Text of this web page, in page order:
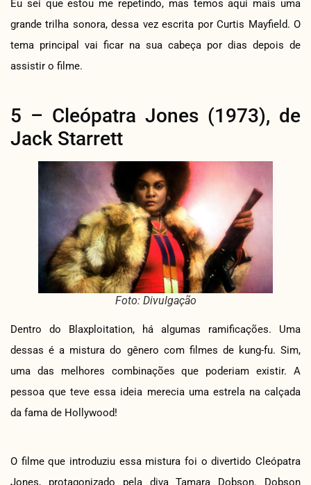
Eu sei que estou me repetindo, mas temos aqui mais uma
grande trilha sonora, dessa vez escrita por Curtis Mayfield. O
tema principal vai ficar na sua cabeça por dias depois de
assistir o filme.
5 – Cleópatra Jones (1973), de
Jack Starrett
Foto: Divulgação
Dentro do Blaxploitation, há algumas ramificações. Uma
dessas é a mistura do gênero com filmes de kung-fu. Sim,
uma das melhores combinações que poderiam existir. A
pessoa que teve essa ideia merecia uma estrela na calçada
da fama de Hollywood!
O filme que introduziu essa mistura foi o divertido Cleópatra
Jones, protagonizado pela diva Tamara Dobson. Dobson